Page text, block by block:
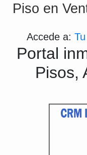
Piso en
Accede a:
Portal
Pisos,